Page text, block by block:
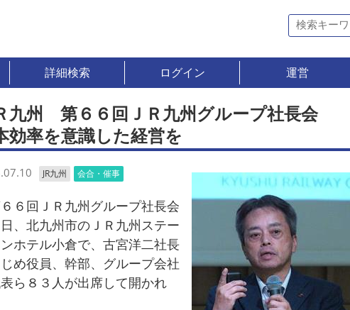
詳細検索 ログイン 運営
九州 第６６回ＪＲ九州グループ社長会
効率を意識した経営を
JR九州 会合・催事
６回ＪＲ九州グループ社長会
、北九州市のＪＲ九州ステー
ホテル小倉で、古宮洋二社長
め役員、幹部、グループ会社
ら８３人が出席して開かれ